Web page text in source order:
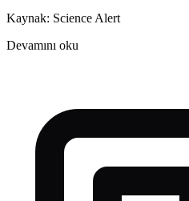
Kaynak: Science Alert
Devamını oku